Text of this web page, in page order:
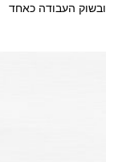
ובשוק העבודה כאחד